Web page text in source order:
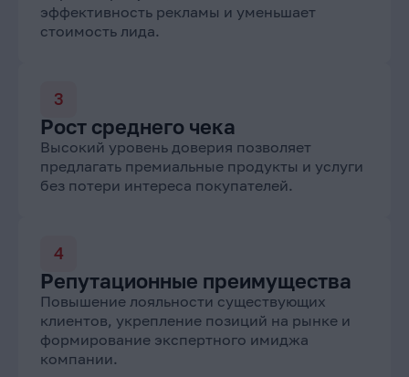
эффективность рекламы и уменьшает
стоимость лида.
Рост среднего чека
Высокий уровень доверия позволяет
предлагать премиальные продукты и услуги
без потери интереса покупателей.
Репутационные преимущества
Повышение лояльности существующих
клиентов, укрепление позиций на рынке и
формирование экспертного имиджа
компании.